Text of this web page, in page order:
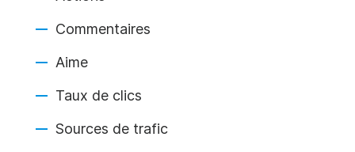
Commentaires
Aime
Taux de clics
Sources de trafic